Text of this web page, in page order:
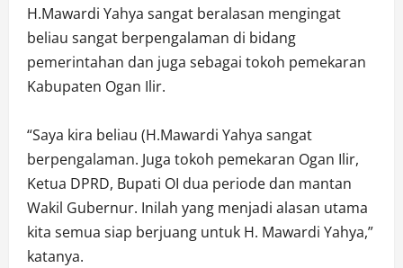
H.Mawardi Yahya sangat beralasan mengingat
beliau sangat berpengalaman di bidang
pemerintahan dan juga sebagai tokoh pemekaran
Kabupaten Ogan Ilir.
“Saya kira beliau (H.Mawardi Yahya sangat
berpengalaman. Juga tokoh pemekaran Ogan Ilir,
Ketua DPRD, Bupati OI dua periode dan mantan
Wakil Gubernur. Inilah yang menjadi alasan utama
kita semua siap berjuang untuk H. Mawardi Yahya,”
katanya.